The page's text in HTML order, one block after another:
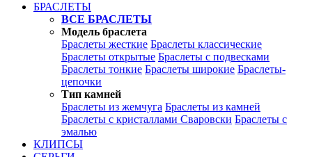
БРАСЛЕТЫ
ВСЕ БРАСЛЕТЫ
Модель браслета
Браслеты жесткие Браслеты классические
Браслеты открытые Браслеты с подвесками
Браслеты тонкие Браслеты широкие Браслеты-
цепочки
Тип камней
Браслеты из жемчуга Браслеты из камней
Браслеты с кристаллами Сваровски Браслеты с
эмалью
КЛИПСЫ